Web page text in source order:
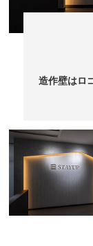
造作壁はロ